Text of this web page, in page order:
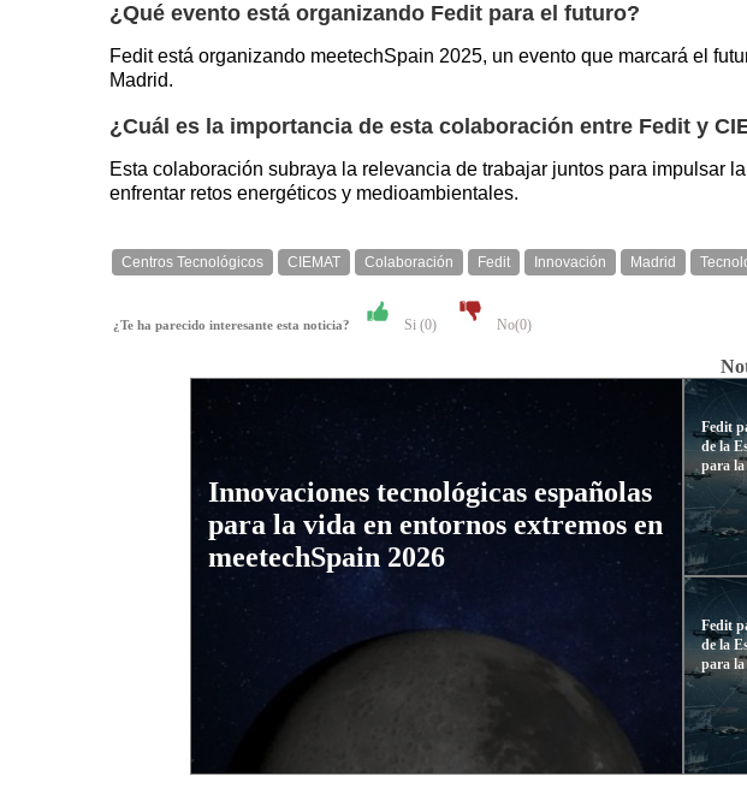
¿Qué evento está organizando Fedit para el futuro?
Fedit está organizando meetechSpain 2025, un evento que marcará el
Madrid.
¿Cuál es la importancia de esta colaboración entre Fedit y
Esta colaboración subraya la relevancia de trabajar juntos para impulsar
enfrentar retos energéticos y medioambientales.
Centros Tecnológicos CIEMAT Colaboración Fedit Innovación Madrid
¿Te ha parecido interesante esta noticia? Si (0) No(0)
Innovaciones tecnológicas españolas
para la vida en entornos extremos en
meetechSpain 2026
Fedit
de la
para la
Fedit
de la
para la